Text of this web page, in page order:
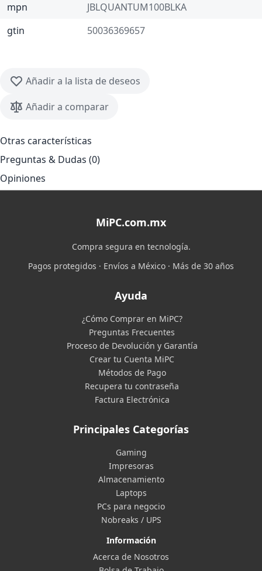
mpn
JBLQUANTUM100BLKA
gtin
50036369657
Añadir a la lista de deseos
Añadir a comparar
Otras características
Preguntas & Dudas (0)
Opiniones
MiPC.com.mx
Compra segura en tecnología.
Pagos protegidos · Envíos a México · Más de 30 años
Ayuda
¿Cómo Comprar en MiPC?
Preguntas Frecuentes
Proceso de Devolución y Garantía
Crear tu Cuenta MiPC
Métodos de Pago
Recupera tu contraseña
Factura Electrónica
Principales Categorías
Gaming
Impresoras
Almacenamiento
Laptops
PCs para negocio
Nobreaks / UPS
Información
Acerca de Nosotros